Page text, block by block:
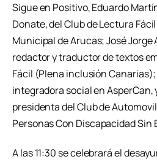
Sigue en Positivo, Eduardo
Donate, del Club de Lectura
Municipal de Arucas; José Jorge
redactor y traductor de textos
Fácil (Plena inclusión
integradora social en AsperCan,
presidenta del Club de
Personas Con Discapacidad Sin
A las 11:30 se celebrará el